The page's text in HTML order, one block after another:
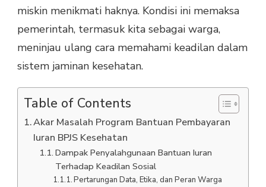
miskin menikmati haknya. Kondisi ini memaksa
pemerintah, termasuk kita sebagai warga,
meninjau ulang cara memahami keadilan dalam
sistem jaminan kesehatan.
Table of Contents
Akar Masalah Program Bantuan Pembayaran
Iuran BPJS Kesehatan
Dampak Penyalahgunaan Bantuan Iuran
Terhadap Keadilan Sosial
Pertarungan Data, Etika, dan Peran Warga